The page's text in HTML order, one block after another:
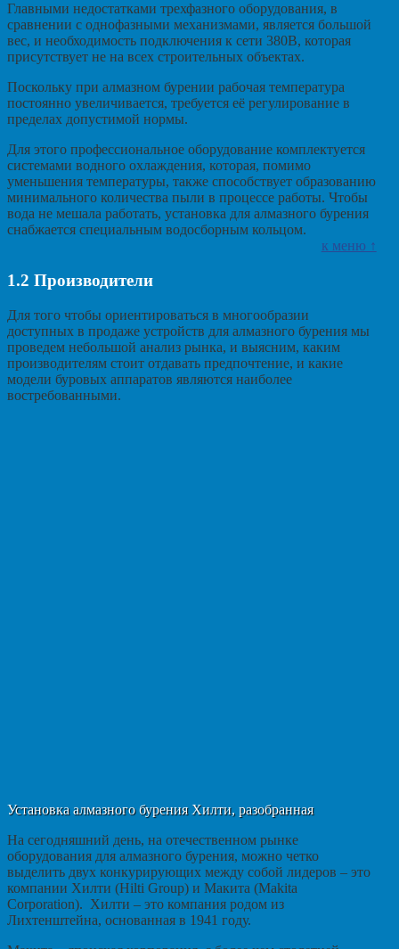
Главными недостатками трехфазного оборудования, в
сравнении с однофазными механизмами, является большой
вес, и необходимость подключения к сети 380В, которая
присутствует не на всех строительных объектах.
Поскольку при алмазном бурении рабочая температура
постоянно увеличивается, требуется её регулирование в
пределах допустимой нормы.
Для этого профессиональное оборудование комплектуется
системами водного охлаждения, которая, помимо
уменьшения температуры, также способствует образованию
минимального количества пыли в процессе работы. Чтобы
вода не мешала работать, установка для алмазного бурения
снабжается специальным водосборным кольцом.
к меню ↑
1.2 Производители
Для того чтобы ориентироваться в многообразии
доступных в продаже устройств для алмазного бурения мы
проведем небольшой анализ рынка, и выясним, каким
производителям стоит отдавать предпочтение, и какие
модели буровых аппаратов являются наиболее
востребованными.
Установка алмазного бурения Хилти, разобранная
На сегодняшний день, на отечественном рынке
оборудования для алмазного бурения, можно четко
выделить двух конкурирующих между собой лидеров – это
компании Хилти (Hilti Group) и Макита (Makita
Corporation). Хилти – это компания родом из
Лихтенштейна, основанная в 1941 году.